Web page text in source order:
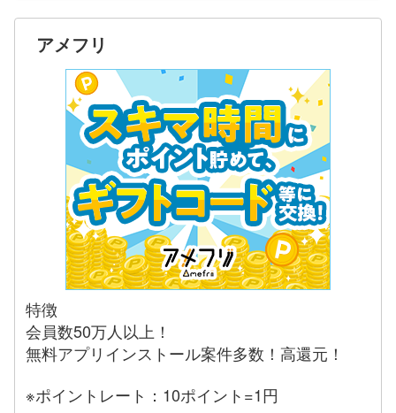
アメフリ
特徴
会員数50万人以上！
無料アプリインストール案件多数！高還元！
※ポイントレート：10ポイント=1円